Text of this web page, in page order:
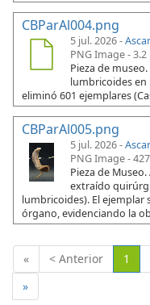
CBParAl004.png
5 jul. 2026 -
PNG Image - 3.2
Pieza de
lumbricoides
eliminó 601 ejemplares
CBParAl005.png
5 jul. 2026 -
PNG Image -
Pieza de
extraído
lumbricoides). El ejemplar
órgano, evidenciando la
« < Anterior 1
»